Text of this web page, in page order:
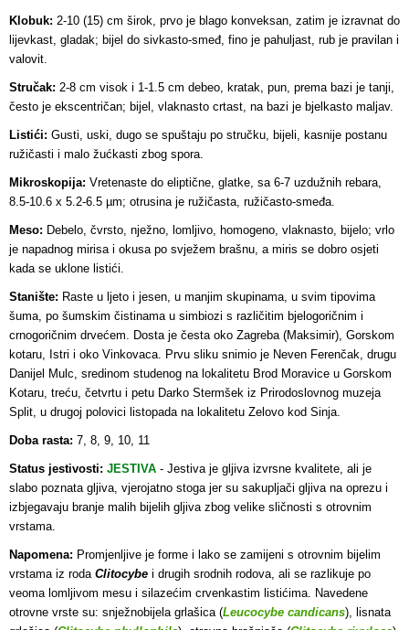
Klobuk: 2-10 (15) cm širok, prvo je blago konveksan, zatim je izravnat do
lijevkast, gladak; bijel do sivkasto-smeđ, fino je pahuljast, rub je pravilan i
valovit.
Stručak: 2-8 cm visok i 1-1.5 cm debeo, kratak, pun, prema bazi je tanji,
često je ekscentričan; bijel, vlaknasto crtast, na bazi je bjelkasto maljav.
Listići: Gusti, uski, dugo se spuštaju po stručku, bijeli, kasnije postanu
ružičasti i malo žućkasti zbog spora.
Mikroskopija: Vretenaste do eliptične, glatke, sa 6-7 uzdužnih rebara,
8.5-10.6 x 5.2-6.5 µm; otrusina je ružičasta, ružičasto-smeđa.
Meso: Debelo, čvrsto, nježno, lomljivo, homogeno, vlaknasto, bijelo; vrlo
je napadnog mirisa i okusa po svježem brašnu, a miris se dobro osjeti
kada se uklone listići.
Stanište: Raste u ljeto i jesen, u manjim skupinama, u svim tipovima
šuma, po šumskim čistinama u simbiozi s različitim bjelogoričnim i
crnogoričnim drvećem. Dosta je česta oko Zagreba (Maksimir), Gorskom
kotaru, Istri i oko Vinkovaca. Prvu sliku snimio je Neven Ferenčak, drugu
Danijel Mulc, sredinom studenog na lokalitetu Brod Moravice u Gorskom
Kotaru, treću, četvrtu i petu Darko Stermšek iz Prirodoslovnog muzeja
Split, u drugoj polovici listopada na lokalitetu Zelovo kod Sinja.
Doba rasta: 7, 8, 9, 10, 11
Status jestivosti: JESTIVA - Jestiva je gljiva izvrsne kvalitete, ali je
slabo poznata gljiva, vjerojatno stoga jer su sakupljači gljiva na oprezu i
izbjegavaju branje malih bijelih gljiva zbog velike sličnosti s otrovnim
vrstama.
Napomena: Promjenljive je forme i lako se zamijeni s otrovnim bijelim
vrstama iz roda Clitocybe i drugih srodnih rodova, ali se razlikuje po
veoma lomljivom mesu i silazećim crvenkastim listićima. Navedene
otrovne vrste su: snježnobijela grlašica (Leucocybe candicans), lisnata